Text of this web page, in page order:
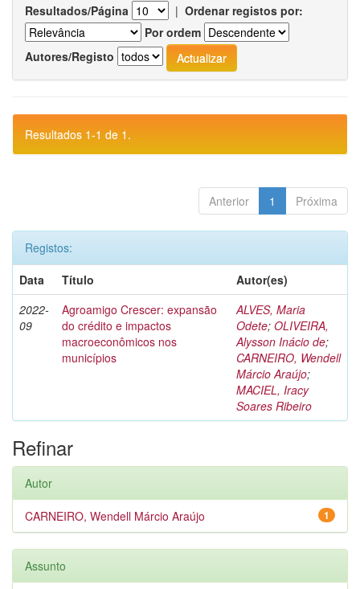
Resultados/Página | Ordenar registos por:
Por ordem
Autores/Registo
Resultados 1-1 de 1.
Anterior 1 Próxima
Registos:
Data
Título
Autor(es)
2022-
09
Agroamigo Crescer: expansão
do crédito e impactos
macroeconômicos nos
municípios
ALVES, Maria
Odete; OLIVEIRA,
Alysson Inácio de;
CARNEIRO, Wendell
Márcio Araújo;
MACIEL, Iracy
Soares Ribeiro
Refinar
Autor
1
CARNEIRO, Wendell Márcio Araújo
Assunto